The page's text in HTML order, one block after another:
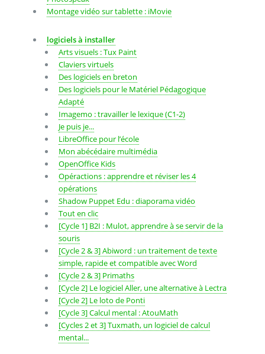
Montage vidéo sur tablette : iMovie
logiciels à installer
Arts visuels : Tux Paint
Claviers virtuels
Des logiciels en breton
Des logiciels pour le Matériel Pédagogique
Adapté
Imagemo : travailler le lexique (C1-2)
Je puis je...
LibreOffice pour l’école
Mon abécédaire multimédia
OpenOffice Kids
Opéractions : apprendre et réviser les 4
opérations
Shadow Puppet Edu : diaporama vidéo
Tout en clic
[Cycle 1] B2I : Mulot, apprendre à se servir de la
souris
[Cycle 2 & 3] Abiword : un traitement de texte
simple, rapide et compatible avec Word
[Cycle 2 & 3] Primaths
[Cycle 2] Le logiciel Aller, une alternative à Lectra
[Cycle 2] Le loto de Ponti
[Cycle 3] Calcul mental : AtouMath
[Cycles 2 et 3] Tuxmath, un logiciel de calcul
mental...